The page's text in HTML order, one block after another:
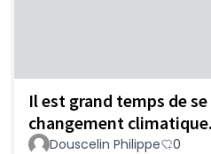
Il est grand temps de
changement
Douscelin Philippe 0